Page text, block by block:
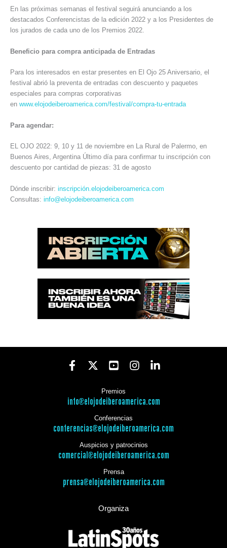
En las próximas semanas el festival seguirá anunciando a los
destacados Conferencistas de la edición 2022 y a los Presidentes de
los jurados de cada uno de los Premios 2022.
Beneficio para compra anticipada de Entradas
Para los interesados en estar presentes en El Ojo 25 Aniversario, el
festival abrió la preventa de entradas con descuento y paquetes
especiales para compras corporativas
en www.elojodeiberoamerica.com/festival/compra-tu-entrada
Para agendar:
EL OJO 2022: 9, 10 y 11 de noviembre en La Rural de Palermo, en
Buenos Aires, Argentina Último día para confirmar tu inscripción con
descuento por cantidad de piezas: 31 de agosto
Dónde inscribir: inscripción.elojodeiberoamerica.com
Consultas: info@elojodeiberoamerica.com
Premios
info@elojodeiberoamerica.com
Conferencias
conferencias@elojodeiberoamerica.com
Auspicios y patrocinios
comercial@elojodeiberoamerica.com
Prensa
prensa@elojodeiberoamerica.com
Organiza